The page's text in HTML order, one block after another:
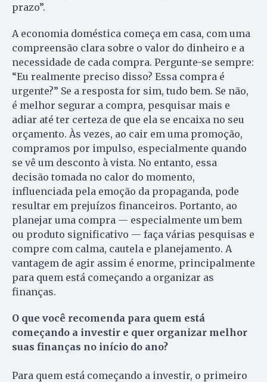
prazo”.
A economia doméstica começa em casa, com uma
compreensão clara sobre o valor do dinheiro e a
necessidade de cada compra. Pergunte-se sempre:
“Eu realmente preciso disso? Essa compra é
urgente?” Se a resposta for sim, tudo bem. Se não,
é melhor segurar a compra, pesquisar mais e
adiar até ter certeza de que ela se encaixa no seu
orçamento. Às vezes, ao cair em uma promoção,
compramos por impulso, especialmente quando
se vê um desconto à vista. No entanto, essa
decisão tomada no calor do momento,
influenciada pela emoção da propaganda, pode
resultar em prejuízos financeiros. Portanto, ao
planejar uma compra — especialmente um bem
ou produto significativo — faça várias pesquisas e
compre com calma, cautela e planejamento. A
vantagem de agir assim é enorme, principalmente
para quem está começando a organizar as
finanças.
O que você recomenda para quem está
começando a investir e quer organizar melhor
suas finanças no início do ano?
Para quem está começando a investir, o primeiro